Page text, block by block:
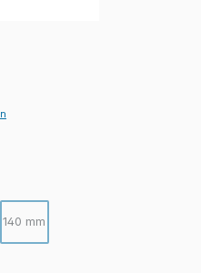
140 mm
(Diese Option ist zurzeit nicht